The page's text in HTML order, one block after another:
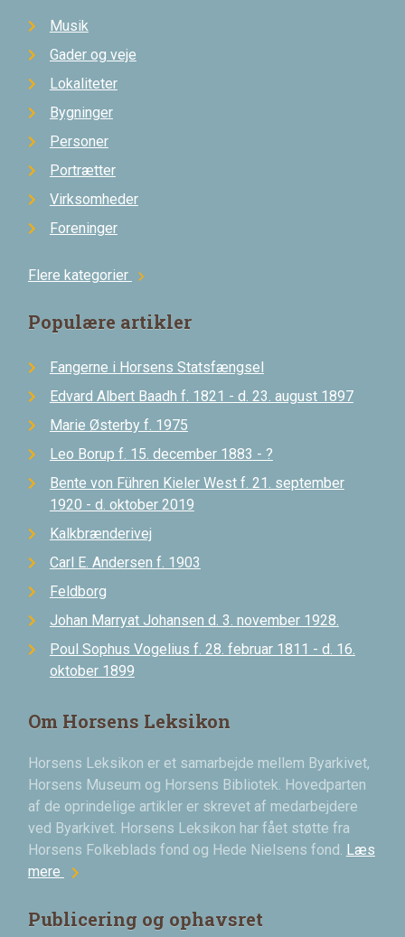
Musik
Gader og veje
Lokaliteter
Bygninger
Personer
Portrætter
Virksomheder
Foreninger
Flere kategorier chevron_right
Populære artikler
Fangerne i Horsens Statsfængsel
Edvard Albert Baadh f. 1821 - d. 23. august 1897
Marie Østerby f. 1975
Leo Borup f. 15. december 1883 - ?
Bente von Führen Kieler West f. 21. september
1920 - d. oktober 2019
Kalkbrænderivej
Carl E. Andersen f. 1903
Feldborg
Johan Marryat Johansen d. 3. november 1928.
Poul Sophus Vogelius f. 28. februar 1811 - d. 16.
oktober 1899
Om Horsens Leksikon
Horsens Leksikon er et samarbejde mellem Byarkivet,
Horsens Museum og Horsens Bibliotek. Hovedparten
af de oprindelige artikler er skrevet af medarbejdere
ved Byarkivet. Horsens Leksikon har fået støtte fra
Horsens Folkeblads fond og Hede Nielsens fond. Læs
mere chevron_right
Publicering og ophavsret